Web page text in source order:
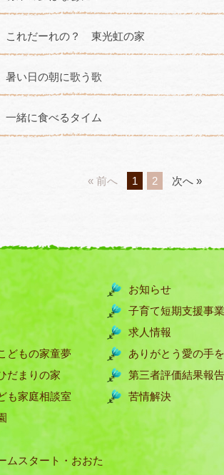
これだーれの？ 東光虹の家
暑い日の朝に歌う歌
一緒に食べるタイム
« 前へ 1 2 次へ »
どもの家童夢
だまりの家
も家庭相談室
ムスタート・おおた
お知らせ
子育て短期支援事業
求人情報
ありがとう愛の手を
第三者評価結果報告
苦情解決